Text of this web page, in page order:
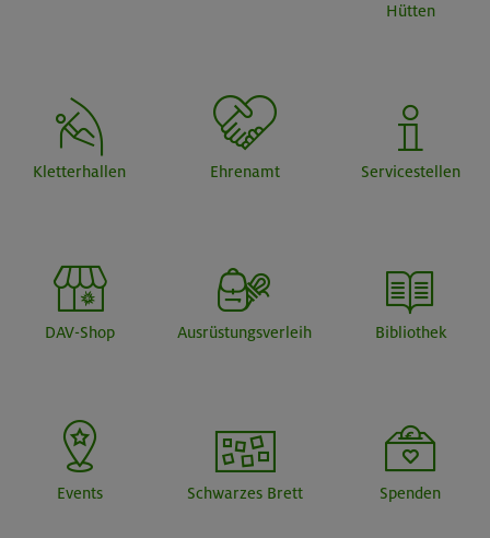
Hütten
Kletterhallen Ehrenamt Servicestellen
DAV-Shop Ausrüstungsverleih Bibliothek
Events Schwarzes Brett Spenden